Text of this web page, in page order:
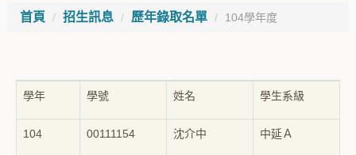
首頁 招生訊息 歷年錄取名單 104學年度
學年 學號 姓名 學生系級
104 00111154 沈介中 中延Ａ